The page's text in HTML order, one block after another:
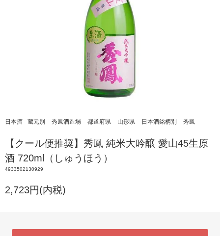
日本酒 蔵元別 秀鳳酒造場 都道府県 山形県 日本酒銘柄別 秀鳳
【クール便推奨】秀鳳 純米大吟醸 愛山45生原
酒 720ml（しゅうほう）
4933502130929
2,723円(内税)